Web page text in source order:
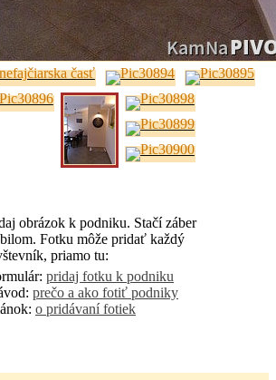
obrázok k podniku. Stačí záber
Fotku môže pridať každý
priamo tu:
pridaj fotku k podniku
prečo a ako fotiť podniky
o pridávaní fotiek